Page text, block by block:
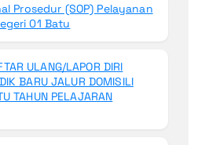
Prosedur (SOP) Pelayanan
01 Batu
ULANG/LAPOR DIRI
BARU JALUR DOMISILI
TAHUN PELAJARAN